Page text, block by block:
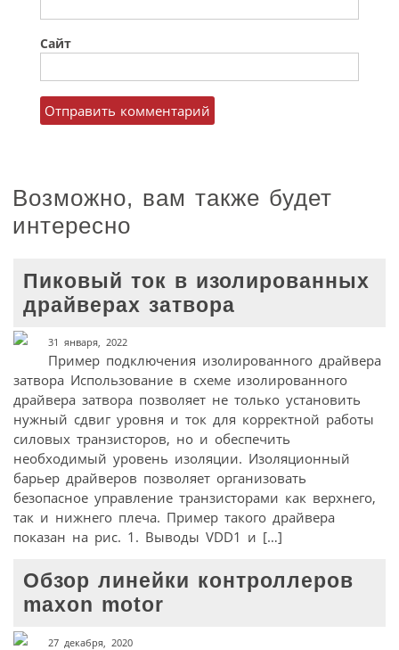
Сайт
Возможно, вам также будет
интересно
Пиковый ток в изолированных
драйверах затвора
31 января, 2022
Пример подключения изолированного драйвера
затвора Использование в схеме изолированного
драйвера затвора позволяет не только установить
нужный сдвиг уровня и ток для корректной работы
силовых транзисторов, но и обеспечить
необходимый уровень изоляции. Изоляционный
барьер драйверов позволяет организовать
безопасное управление транзисторами как верхнего,
так и нижнего плеча. Пример такого драйвера
показан на рис. 1. Выводы VDD1 и […]
Обзор линейки контроллеров
maxon motor
27 декабря, 2020